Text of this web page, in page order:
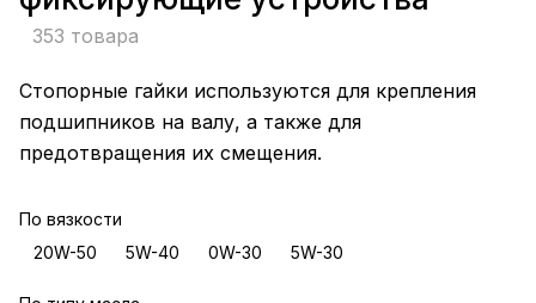
353 товара
Стопорные гайки используются для крепления
подшипников на валу, а также для
предотвращения их смещения.
По вязкости
20W-50
5W-40 0W-30 5W-30